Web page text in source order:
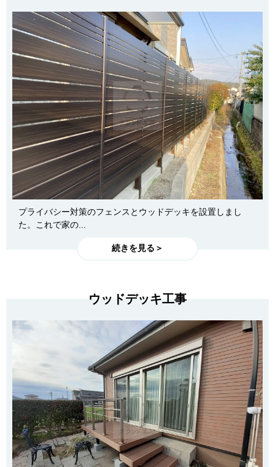
プライバシー対策のフェンスとウッドデッキを設置しまし
た。これで家の...
続きを見る＞
ウッドデッキ工事